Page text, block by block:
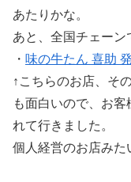
あたりかな。
あと、全国チェーン
・ 味の牛たん 喜助
↑こちらのお店、そ
も面白いので、お
れて行きました。
個人経営のお店みた